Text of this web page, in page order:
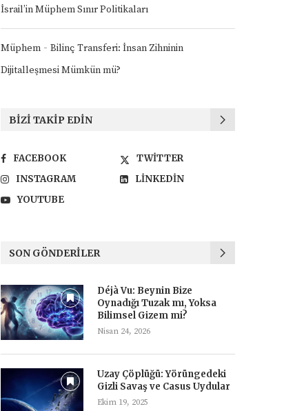
İsrail’in Müphem Sınır Politikaları
Müphem - Bilinç Transferi: İnsan Zihninin
Dijitalleşmesi Mümkün mü?
BIZI TAKIP EDIN
FACEBOOK
TWITTER
INSTAGRAM
LINKEDIN
YOUTUBE
SON GÖNDERILER
Déjà Vu: Beynin Bize
Oynadığı Tuzak mı, Yoksa
Bilimsel Gizem mi?
Nisan 24, 2026
Uzay Çöplüğü: Yörüngedeki
Gizli Savaş ve Casus Uydular
Ekim 19, 2025